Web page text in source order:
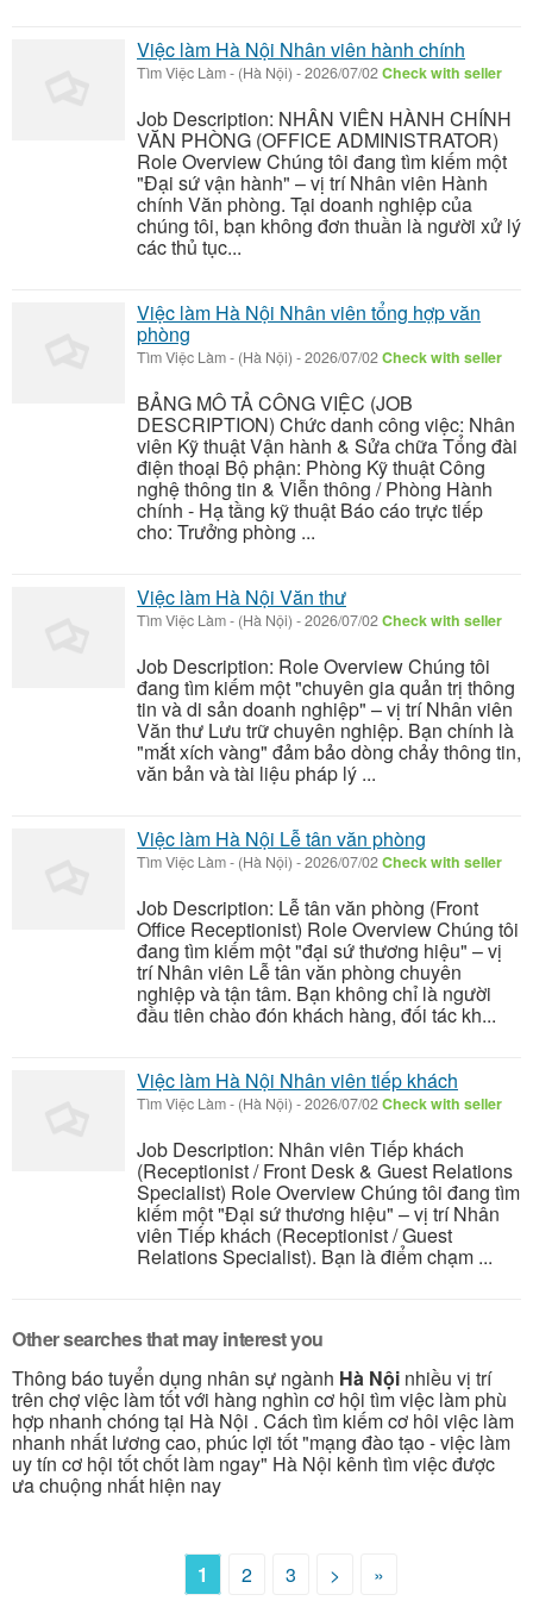
Việc làm Hà Nội Nhân viên hành chính
Tìm Việc Làm- (Hà Nội) -2026/07/02Check with seller
Job Description: NHÂN VIÊN HÀNH CHÍNH
VĂN PHÒNG (OFFICE ADMINISTRATOR)
Role Overview Chúng tôi đang tìm kiếm một
"Đại sứ vận hành" – vị trí Nhân viên Hành
chính Văn phòng. Tại doanh nghiệp của
chúng tôi, bạn không đơn thuần là người xử lý
các thủ tục...
Việc làm Hà Nội Nhân viên tổng hợp văn
phòng
Tìm Việc Làm- (Hà Nội) -2026/07/02Check with seller
BẢNG MÔ TẢ CÔNG VIỆC (JOB
DESCRIPTION) Chức danh công việc: Nhân
viên Kỹ thuật Vận hành & Sửa chữa Tổng đài
điện thoại Bộ phận: Phòng Kỹ thuật Công
nghệ thông tin & Viễn thông / Phòng Hành
chính - Hạ tầng kỹ thuật Báo cáo trực tiếp
cho: Trưởng phòng ...
Việc làm Hà Nội Văn thư
Tìm Việc Làm- (Hà Nội) -2026/07/02Check with seller
Job Description: Role Overview Chúng tôi
đang tìm kiếm một "chuyên gia quản trị thông
tin và di sản doanh nghiệp" – vị trí Nhân viên
Văn thư Lưu trữ chuyên nghiệp. Bạn chính là
"mắt xích vàng" đảm bảo dòng chảy thông tin,
văn bản và tài liệu pháp lý ...
Việc làm Hà Nội Lễ tân văn phòng
Tìm Việc Làm- (Hà Nội) -2026/07/02Check with seller
Job Description: Lễ tân văn phòng (Front
Office Receptionist) Role Overview Chúng tôi
đang tìm kiếm một "đại sứ thương hiệu" – vị
trí Nhân viên Lễ tân văn phòng chuyên
nghiệp và tận tâm. Bạn không chỉ là người
đầu tiên chào đón khách hàng, đối tác kh...
Việc làm Hà Nội Nhân viên tiếp khách
Tìm Việc Làm- (Hà Nội) -2026/07/02Check with seller
Job Description: Nhân viên Tiếp khách
(Receptionist / Front Desk & Guest Relations
Specialist) Role Overview Chúng tôi đang tìm
kiếm một "Đại sứ thương hiệu" – vị trí Nhân
viên Tiếp khách (Receptionist / Guest
Relations Specialist). Bạn là điểm chạm ...
Other searches that may interest you
Thông báo tuyển dụng nhân sự ngành Hà Nội nhiều vị trí
trên chợ việc làm tốt với hàng nghìn cơ hội tìm việc làm phù
hợp nhanh chóng tại Hà Nội . Cách tìm kiếm cơ hôi việc làm
nhanh nhất lương cao, phúc lợi tốt "mạng đào tạo - việc làm
uy tín cơ hội tốt chốt làm ngay" Hà Nội kênh tìm việc được
ưa chuộng nhất hiện nay
1 2 3 > »